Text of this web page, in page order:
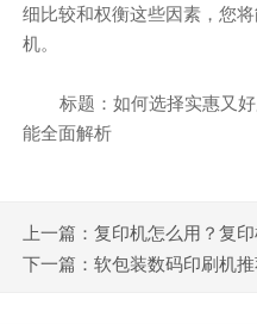
细比较和权衡这些因素，您
机。
标题：如何选择实惠又
能全面解析
上一篇：复印机怎么用？复
使用方法，看看人家都是怎
下一篇：软包装数码印刷机